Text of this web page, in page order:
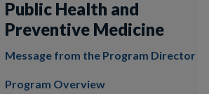
Public Health and
Preventive Medicine
Message from the Program Director
Program Overview